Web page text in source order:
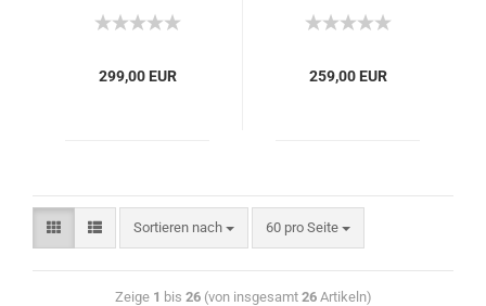
299,00 EUR 259,00 EUR
Sortieren nach 60 pro Seite
Zeige 1 bis 26(von insgesamt 26Artikeln)